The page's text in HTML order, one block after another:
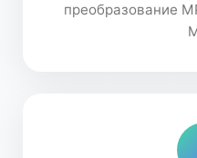
преобразование